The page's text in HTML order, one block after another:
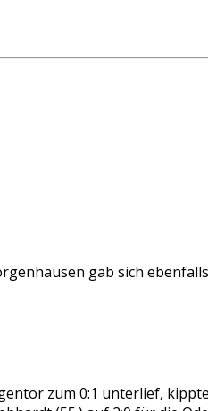
gab sich
zum 0:1 unterlief,